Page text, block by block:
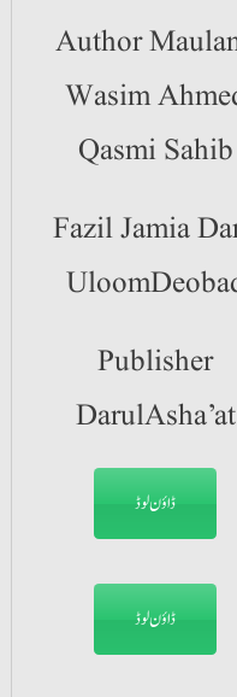
Author
Wasim
Qasmi Sahib
Fazil Jamia
Publisher
DarulAsha’at
ڈاؤن لوڈ
ڈاؤن لوڈ